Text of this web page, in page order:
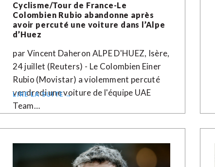
Cyclisme/Tour de France-Le
Colombien Rubio abandonne après
avoir percuté une voiture dans l’Alpe
d’Huez
par Vincent Daheron ALPE D'HUEZ, Isère,
24 juillet (Reuters) - Le Colombien Einer
Rubio (Movistar) a violemment percuté
vendredi une voiture de l'équipe UAE
Team…
LIRE LA SUITE →